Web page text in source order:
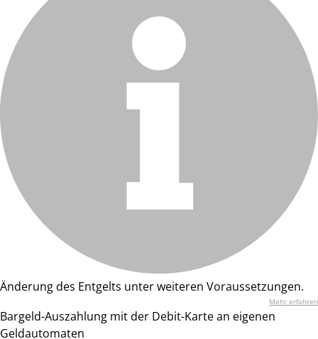
Änderung des Entgelts unter weiteren Voraussetzungen.
Mehr erfahren
Bargeld-Auszahlung mit der Debit-Karte an eigenen
Geldautomaten